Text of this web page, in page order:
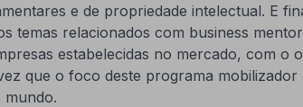
e de propriedade intelectual. E
temas relacionados com business
estabelecidas no mercado, com o
que o foco deste programa
mundo.